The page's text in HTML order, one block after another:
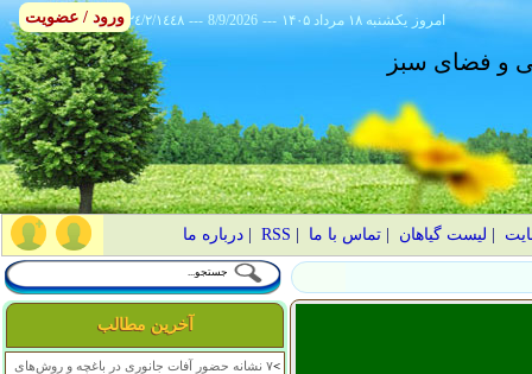
٢٤/٢/١٤٤٨ --- 8/9/2026 --- ۱۴۰۵ يکشنبه ۱۸ مرداد امروز
و فضای سبز
لیست گیاهان |تماس با ما RSS
|درباره ما
آخرین مطالب
>
۷ نشانه حضور آفات جانوری در باغچه و روش‌های
ورود / عضویت